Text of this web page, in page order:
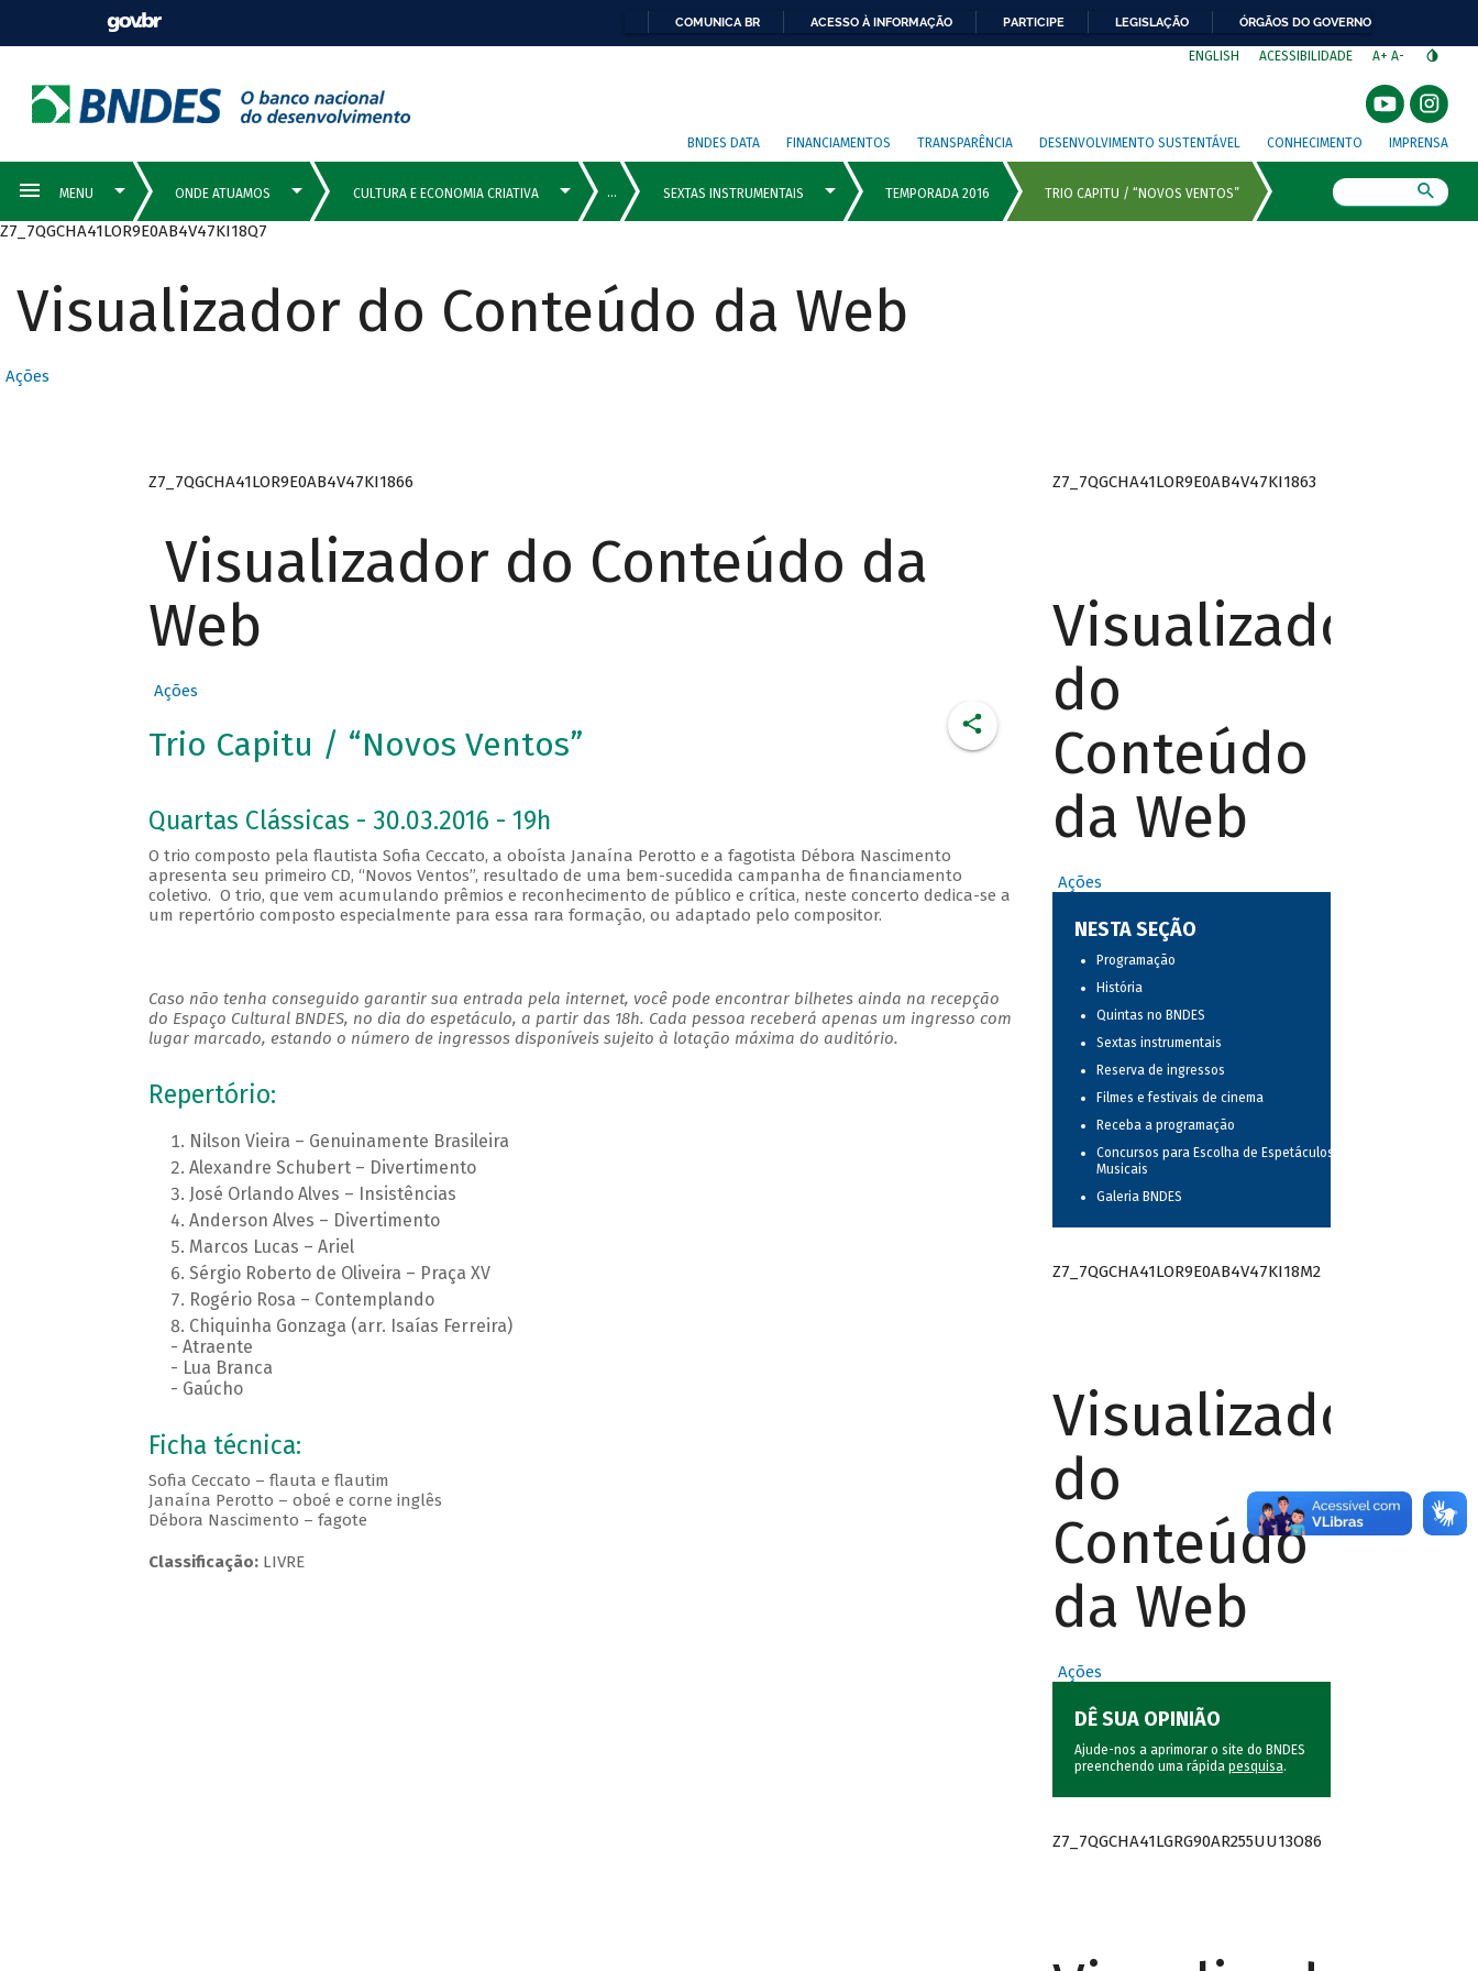
COMUNICA BR ACESSO À INFORMAÇÃO PARTICIPE LEGISLAÇÃO ÓRGÃOS DO GOVERNO
ENGLISH ACESSIBILIDADE A+ A-
BNDES DATA FINANCIAMENTOS TRANSPARÊNCIA DESENVOLVIMENTO SUSTENTÁVEL CONHECIMENTO IMPRENSA
Z7_7QGCHA41LOR9E0AB4V47KI18Q7
Visualizador do Conteúdo da Web
Ações
Z7_7QGCHA41LOR9E0AB4V47KI1866
Visualizador do Conteúdo da
Web
Ações
Trio Capitu / “Novos Ventos”
Quartas Clássicas - 30.03.2016 - 19h
O trio composto pela flautista Sofia Ceccato, a oboísta Janaína Perotto e a fagotista Débora Nascimento
apresenta seu primeiro CD, “Novos Ventos”, resultado de uma bem-sucedida campanha de financiamento
coletivo. O trio, que vem acumulando prêmios e reconhecimento de público e crítica, neste concerto dedica-se a
um repertório composto especialmente para essa rara formação, ou adaptado pelo compositor.
Caso não tenha conseguido garantir sua entrada pela internet, você pode encontrar bilhetes ainda na recepção
do Espaço Cultural BNDES, no dia do espetáculo, a partir das 18h. Cada pessoa receberá apenas um ingresso com
lugar marcado, estando o número de ingressos disponíveis sujeito à lotação máxima do auditório.
Repertório:
Nilson Vieira – Genuinamente Brasileira
Alexandre Schubert – Divertimento
José Orlando Alves – Insistências
Anderson Alves – Divertimento
Marcos Lucas – Ariel
Sérgio Roberto de Oliveira – Praça XV
Rogério Rosa – Contemplando
Chiquinha Gonzaga (arr. Isaías Ferreira)
- Atraente
- Lua Branca
- Gaúcho
Ficha técnica:
Sofia Ceccato – flauta e flautim
Janaína Perotto – oboé e corne inglês
Débora Nascimento – fagote
Classificação:LIVRE
Z7_7QGCHA41LOR9E0AB4V47KI1863
Visualizador
do
Conteúdo
da Web
Ações
NESTA SEÇÃO
Programação
História
Quintas no BNDES
Sextas instrumentais
Reserva de ingressos
Filmes e festivais de cinema
Receba a programação
Concursos para Escolha de Espetáculos
Musicais
Galeria BNDES
Z7_7QGCHA41LOR9E0AB4V47KI18M2
Visualizador
do
Conteúdo
da Web
Ações
DÊ SUA OPINIÃO
Ajude-nos a aprimorar o site do BNDES
preenchendo uma rápida pesquisa.
Z7_7QGCHA41LGRG90AR255UU13O86